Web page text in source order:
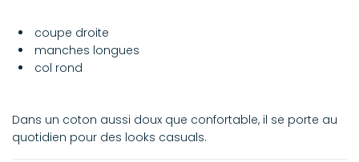
coupe droite
manches longues
col rond
Dans un coton aussi doux que confortable, il se porte au
quotidien pour des looks casuals.